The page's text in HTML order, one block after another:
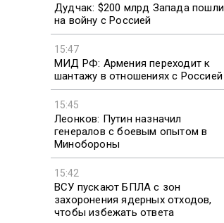
Дудчак: $200 млрд Запада пошли
на войну с Россией
15:47
МИД РФ: Армения переходит к
шантажу в отношениях с Россией
15:45
Леонков: Путин назначил
генералов с боевым опытом в
Минобороны
15:42
ВСУ пускают БПЛА с зон
захоронения ядерных отходов,
чтобы избежать ответа